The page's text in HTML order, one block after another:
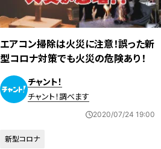
エアコン掃除は火災に注意！誤った新
型コロナ対策でも火災の危険あり！
チャント！
チャント！調べます
2020/07/24 19:00
新型コロナ